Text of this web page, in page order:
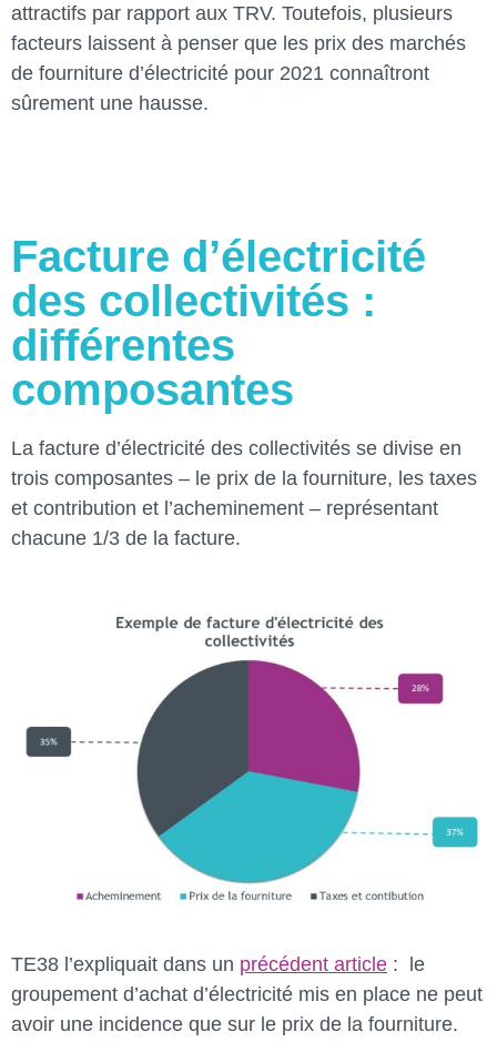
attractifs par rapport aux TRV. Toutefois, plusieurs
facteurs laissent à penser que les prix des marchés
de fourniture d’électricité pour 2021 connaîtront
sûrement une hausse.
Facture d’électricité
des collectivités :
différentes
composantes
La facture d’électricité des collectivités se divise en
trois composantes – le prix de la fourniture, les taxes
et contribution et l’acheminement – représentant
chacune 1/3 de la facture.
TE38 l’expliquait dans un précédent article : le
groupement d’achat d’électricité mis en place ne peut
avoir une incidence que sur le prix de la fourniture.